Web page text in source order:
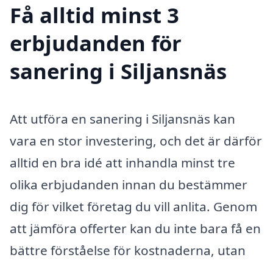
Få alltid minst 3
erbjudanden för
sanering i Siljansnäs
Att utföra en sanering i Siljansnäs kan
vara en stor investering, och det är därför
alltid en bra idé att inhandla minst tre
olika erbjudanden innan du bestämmer
dig för vilket företag du vill anlita. Genom
att jämföra offerter kan du inte bara få en
bättre förståelse för kostnaderna, utan